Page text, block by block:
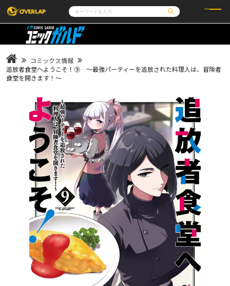
コミック
LiQulle
ラブパルフェ
ライトノベル
ロサージュノベルス
その他
コミックエッセイ
ポケットモンスター
通販・NEWS
企業
会社概要
採用情報
アクセス
オーバーラップホールディングス
お問い合わせはこちら
オーバーラップ文庫
オーバーラップノベルス
オーバーラップノベルスf
ロサージュノベルス
コミックス情報
追放者食堂へようこそ！⑨ ～最強パーティーを追放された料理人は、冒険者
食堂を開きます！～